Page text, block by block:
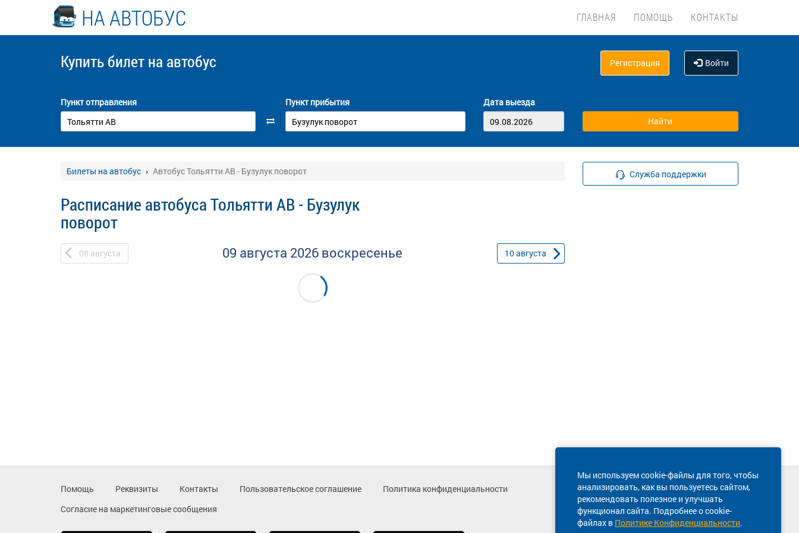
НА АВТОБУС ГЛАВНАЯ ПОМОЩЬ КОНТАКТЫ
Купить билет на автобус Регистрация Войти
Пункт отправления Пункт прибытия Дата выезда
Билеты на автобус Автобус Тольятти АВ - Бузулук поворот
Расписание автобуса Тольятти АВ - Бузулук
поворот
08 августа 09 августа 2026 воскресенье 10августа
Служба поддержки
Мы используем cookie-файлы для того, чтобы
анализировать, как вы пользуетесь сайтом,
рекомендовать полезное и улучшать
функционал сайта. Подробнее о cookie-
файлах в Политике Конфиденциальности.
Помощь Реквизиты Контакты Пользовательское соглашение
Политика конфиденциальности
Согласие на маркетинговые сообщения
Техническая поддержка сайта
8 800 600-03-38